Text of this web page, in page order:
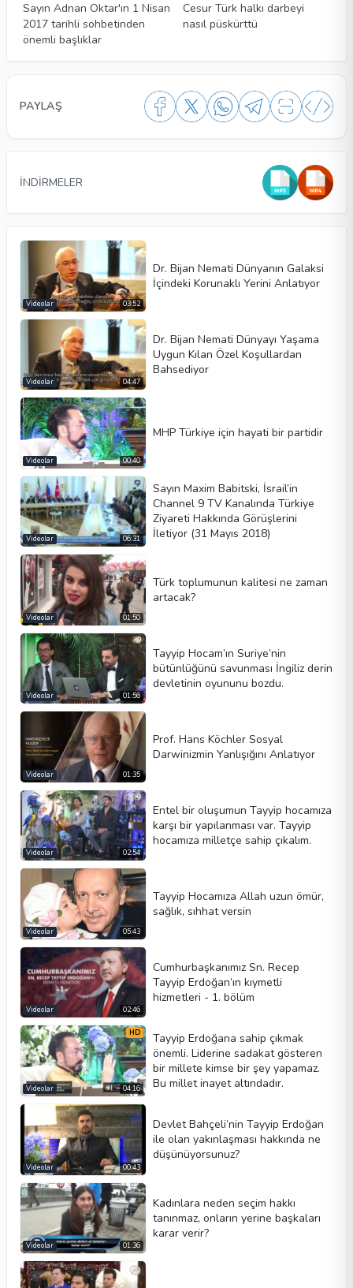
Sayın Adnan Oktar'ın 1 Nisan
2017 tarihli sohbetinden
önemli başlıklar
Cesur Türk halkı darbeyi
nasıl püskürttü
PAYLAŞ
Video tipi
Otomatik oynat
Kontrolleri göster
Döngü
Genişlik
Yükseklik
İNDİRMELER
03:52
Videolar
Dr. Bijan Nemati Dünyanın Galaksi
İçindeki Korunaklı Yerini Anlatıyor
04:47
Videolar
Dr. Bijan Nemati Dünyayı Yaşama
Uygun Kılan Özel Koşullardan
Bahsediyor
00:40
Videolar
MHP Türkiye için hayati bir partidir
06:31
Videolar
Sayın Maxim Babitski, İsrail’in
Channel 9 TV Kanalında Türkiye
Ziyareti Hakkında Görüşlerini
İletiyor (31 Mayıs 2018)
01:50
Videolar
Türk toplumunun kalitesi ne zaman
artacak?
01:56
Videolar
Tayyip Hocam’ın Suriye’nin
bütünlüğünü savunması İngiliz derin
devletinin oyununu bozdu.
01:35
Videolar
Prof. Hans Köchler Sosyal
Darwinizmin Yanlışığını Anlatıyor
02:54
Videolar
Entel bir oluşumun Tayyip hocamıza
karşı bir yapılanması var. Tayyip
hocamıza milletçe sahip çıkalım.
05:43
Videolar
Tayyip Hocamıza Allah uzun ömür,
sağlık, sıhhat versin
02:46
Videolar
Cumhurbaşkanımız Sn. Recep
Tayyip Erdoğan’ın kıymetli
hizmetleri - 1. bölüm
HD
04:16
Videolar
Tayyip Erdoğana sahip çıkmak
önemli. Liderine sadakat gösteren
bir millete kimse bir şey yapamaz.
Bu millet inayet altındadır.
00:43
Videolar
Devlet Bahçeli’nin Tayyip Erdoğan
ile olan yakınlaşması hakkında ne
düşünüyorsunuz?
01:36
Videolar
Kadınlara neden seçim hakkı
tanınmaz, onların yerine başkaları
karar verir?